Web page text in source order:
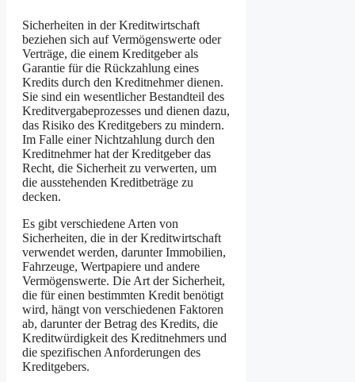
Sicherheiten in der Kreditwirtschaft
beziehen sich auf Vermögenswerte oder
Verträge, die einem Kreditgeber als
Garantie für die Rückzahlung eines
Kredits durch den Kreditnehmer dienen.
Sie sind ein wesentlicher Bestandteil des
Kreditvergabeprozesses und dienen dazu,
das Risiko des Kreditgebers zu mindern.
Im Falle einer Nichtzahlung durch den
Kreditnehmer hat der Kreditgeber das
Recht, die Sicherheit zu verwerten, um
die ausstehenden Kreditbeträge zu
decken.
Es gibt verschiedene Arten von
Sicherheiten, die in der Kreditwirtschaft
verwendet werden, darunter Immobilien,
Fahrzeuge, Wertpapiere und andere
Vermögenswerte. Die Art der Sicherheit,
die für einen bestimmten Kredit benötigt
wird, hängt von verschiedenen Faktoren
ab, darunter der Betrag des Kredits, die
Kreditwürdigkeit des Kreditnehmers und
die spezifischen Anforderungen des
Kreditgebers.